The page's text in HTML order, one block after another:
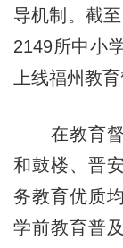
导机制。截
2149所中小
上线福州教
在教育督
和鼓楼、晋
务教育优质
学前教育普